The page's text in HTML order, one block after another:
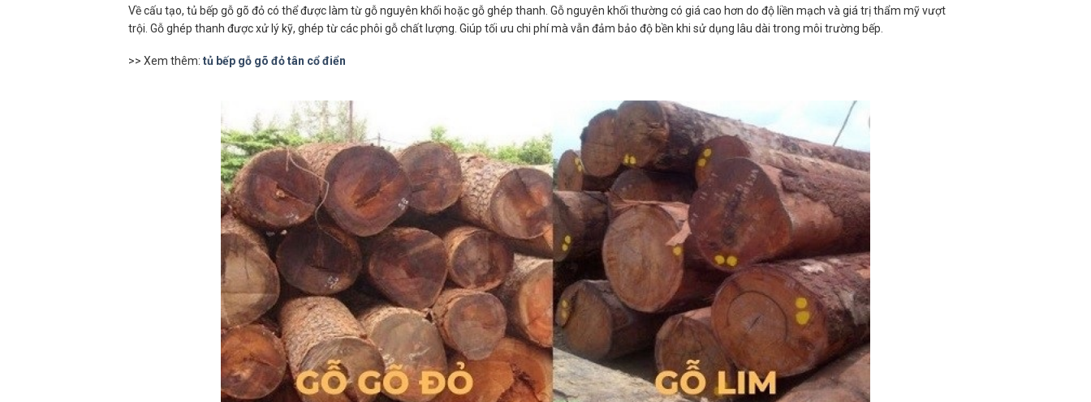
Về cấu tạo, tủ bếp gỗ gõ đỏ có thể được làm từ gỗ nguyên khối hoặc gỗ ghép thanh. Gỗ nguyên khối thường có giá cao hơn do độ liền mạch và giá trị thẩm mỹ vượt
trội. Gỗ ghép thanh được xử lý kỹ, ghép từ các phôi gỗ chất lượng. Giúp tối ưu chi phí mà vẫn đảm bảo độ bền khi sử dụng lâu dài trong môi trường bếp.
>> Xem thêm: tủ bếp gỗ gõ đỏ tân cổ điển